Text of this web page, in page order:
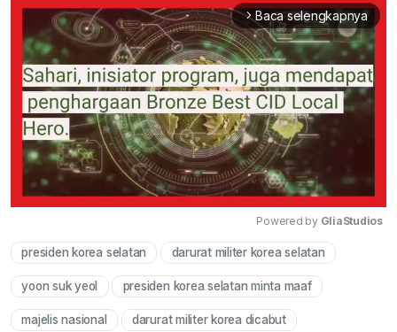
arrow_forward_ios Baca selengkapnya
Mute
Powered by GliaStudios
presiden korea selatan darurat militer korea selatan
yoon suk yeol presiden korea selatan minta maaf
majelis nasional darurat militer korea dicabut